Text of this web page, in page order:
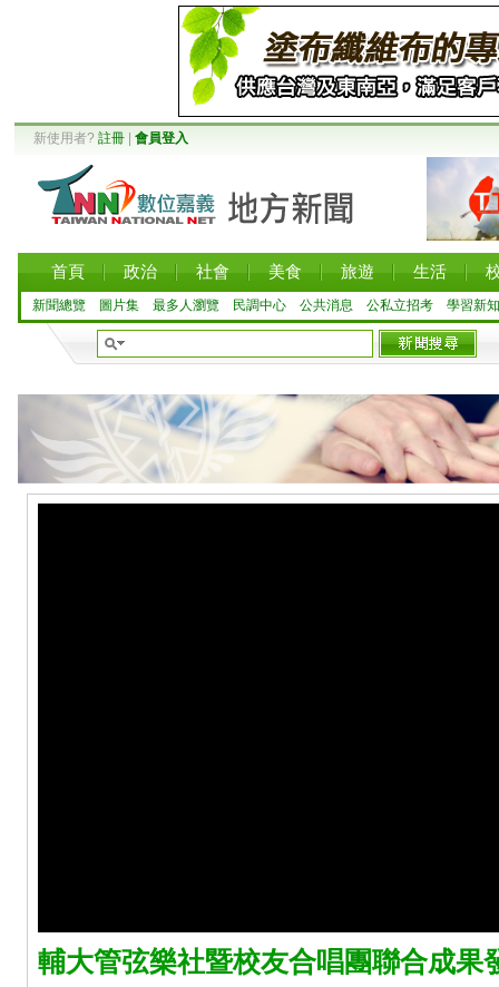
新使用者? 註冊 會員登入
首頁 政治 社會 美食 旅遊 生活
新聞總覽 圖片集 最多人瀏覽 民調中心 公共消息 公私立招考 學習新知
輔大管弦樂社暨校友合唱團聯合成果